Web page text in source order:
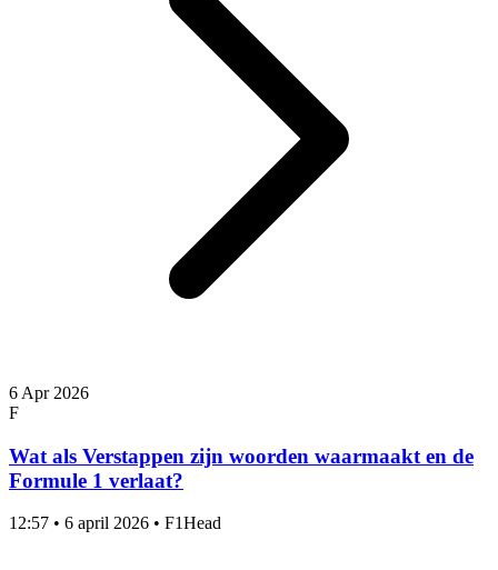
6 Apr 2026
F
Wat als Verstappen zijn woorden waarmaakt en de
Formule 1 verlaat?
12:57 • 6 april 2026 • F1Head